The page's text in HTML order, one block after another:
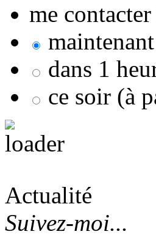
me
maintenant
dans 1
ce soir (à
Actualité
Suivez-moi...